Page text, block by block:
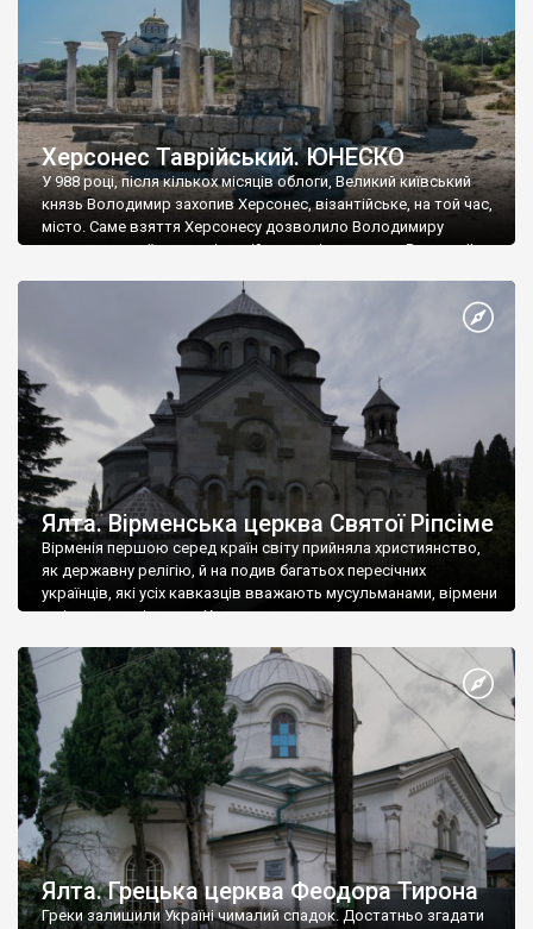
Херсонес Таврійський. ЮНЕСКО
У 988 році, після кількох місяців облоги, Великий київський
князь Володимир захопив Херсонес, візантійське, на той час,
місто. Саме взяття Херсонесу дозволило Володимиру
диктувати свої умови візантійському імператору Василю ІІ, та
Херсонесі Володимир-язичник, став Василем-християнином.
А потім було Хрещення Русі. На честь Херсонесу Таврійського
Ялта. Вірменська церква Святої Ріпсіме
Вірменія першою серед країн світу прийняла християнство,
як державну релігію, й на подив багатьох пересічних
українців, які усіх кавказців вважають мусульманами, вірмени
є відданими вірянами Христа
Ялта. Грецька церква Феодора Тирона
Греки залишили Україні чималий спадок. Достатньо згадати